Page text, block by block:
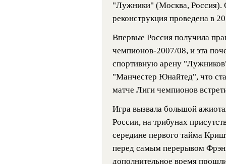
"Лужники" (Москва, Россия).
реконструкция проведена в
Впервые Россия получила
чемпионов-2007/08, и эта
спортивную арену
"Манчестер Юнайтед", что
матче Лиги чемпионов
Игра вызвала большой
России, на трибунах
середине первого тайма
перед самым перерывом
дополнительное время